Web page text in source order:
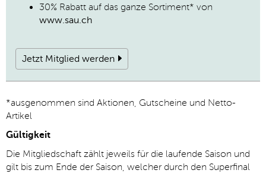
30% Rabatt auf das ganze Sortiment* von
www.sau.ch
Jetzt Mitglied werden
*ausgenommen sind Aktionen, Gutscheine und Netto-
Artikel
Gültigkeit
Die Mitgliedschaft zählt jeweils für die laufende Saison und
gilt bis zum Ende der Saison, welcher durch den Superfinal